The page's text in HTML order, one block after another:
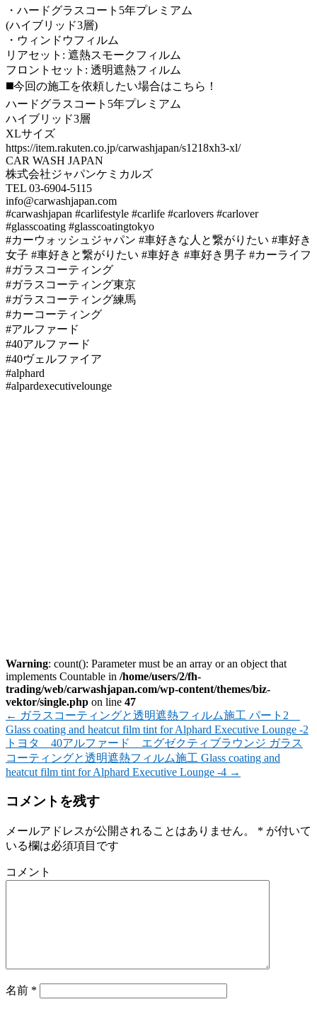
・ハードグラスコート5年プレミアム
(ハイブリッド3層)
・ウィンドウフィルム
リアセット: 遮熱スモークフィルム
フロントセット: 透明遮熱フィルム
◼️今回の施工を依頼したい場合はこちら！
ハードグラスコート5年プレミアム
ハイブリッド3層
XLサイズ
https://item.rakuten.co.jp/carwashjapan/s1218xh3-xl/
CAR WASH JAPAN
株式会社ジャパンケミカルズ
TEL 03-6904-5115
info@carwashjapan.com
#carwashjapan #carlifestyle #carlife #carlovers #carlover
#glasscoating #glasscoatingtokyo
#カーウォッシュジャパン #車好きな人と繋がりたい #車好き
女子 #車好きと繋がりたい #車好き #車好き男子 #カーライフ
#ガラスコーティング
#ガラスコーティング東京
#ガラスコーティング練馬
#カーコーティング
#アルファード
#40アルファード
#40ヴェルファイア
#alphard
#alpardexecutivelounge
Warning: count(): Parameter must be an array or an object that
implements Countable in /home/users/2/fh-
trading/web/carwashjapan.com/wp-content/themes/biz-
vektor/single.php on line 47
← ガラスコーティングと透明遮熱フィルム施工 パート2
Glass coating and heatcut film tint for Alphard Executive Lounge -2
トヨタ 40アルファード エグゼクティブラウンジ ガラス
コーティングと透明遮熱フィルム施工 Glass coating and
heatcut film tint for Alphard Executive Lounge -4 →
コメントを残す
メールアドレスが公開されることはありません。 * が付いて
いる欄は必須項目です
コメント
名前 *